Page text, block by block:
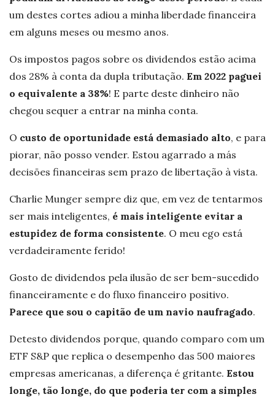
um destes cortes adiou a minha liberdade financeira
em alguns meses ou mesmo anos.
Os impostos pagos sobre os dividendos estão acima
dos 28% à conta da dupla tributação. Em 2022 paguei
o equivalente a 38%! E parte deste dinheiro não
chegou sequer a entrar na minha conta.
O custo de oportunidade está demasiado alto, e para
piorar, não posso vender. Estou agarrado a más
decisões financeiras sem prazo de libertação à vista.
Charlie Munger sempre diz que, em vez de tentarmos
ser mais inteligentes, é mais inteligente evitar a
estupidez de forma consistente. O meu ego está
verdadeiramente ferido!
Gosto de dividendos pela ilusão de ser bem-sucedido
financeiramente e do fluxo financeiro positivo.
Parece que sou o capitão de um navio naufragado.
Detesto dividendos porque, quando comparo com um
ETF S&P que replica o desempenho das 500 maiores
empresas americanas, a diferença é gritante. Estou
longe, tão longe, do que poderia ter com a simples